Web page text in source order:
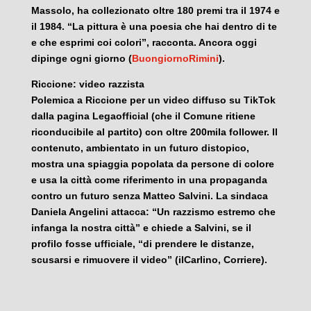
Massolo, ha collezionato oltre 180 premi tra il 1974 e
il 1984. “La pittura è una poesia che hai dentro di te
e che esprimi coi colori”, racconta. Ancora oggi
dipinge ogni giorno (BuongiornoRimini).
Riccione: video razzista
Polemica a Riccione per un video diffuso su TikTok
dalla pagina Legaofficial (che il Comune ritiene
riconducibile al partito) con oltre 200mila follower. Il
contenuto, ambientato in un futuro distopico,
mostra una spiaggia popolata da persone di colore
e usa la città come riferimento in una propaganda
contro un futuro senza Matteo Salvini. La sindaca
Daniela Angelini attacca: “Un razzismo estremo che
infanga la nostra città” e chiede a Salvini, se il
profilo fosse ufficiale, “di prendere le distanze,
scusarsi e rimuovere il video” (ilCarlino, Corriere).